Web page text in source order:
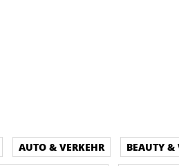
AUTO & VERKEHR BEAUTY &